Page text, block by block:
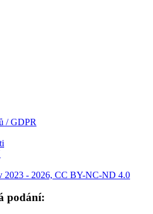
/ GDPR
2023 - 2026, CC BY-NC-ND 4.0
podání: